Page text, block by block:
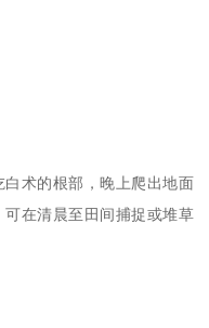
术的根部，晚上爬出地面
在清晨至田间捕捉或堆草